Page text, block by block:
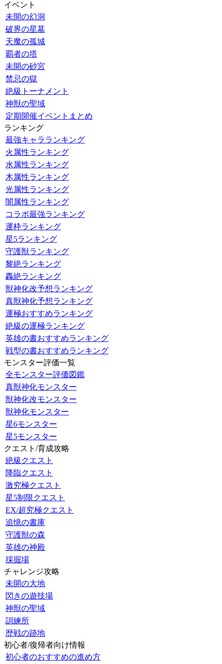
イベント
未開の幻洞
破界の星墓
天魔の孤城
覇者の塔
未開の砂宮
禁忌の獄
絶級トーナメント
神獣の聖域
定期開催イベントまとめ
ランキング
最強キャラランキング
火属性ランキング
水属性ランキング
木属性ランキング
光属性ランキング
闇属性ランキング
コラボ最強ランキング
運枠ランキング
星5ランキング
守護獣ランキング
黎絶ランキング
轟絶ランキング
獣神化改予想ランキング
真獣神化予想ランキング
運極おすすめランキング
絶級の運極ランキング
英雄の書おすすめランキング
戦型の書おすすめランキング
モンスター評価一覧
全モンスター評価図鑑
真獣神化モンスター
獣神化改モンスター
獣神化モンスター
星6モンスター
星5モンスター
クエスト/育成攻略
絶級クエスト
降臨クエスト
激究極クエスト
星5制限クエスト
EX/超究極クエスト
追憶の書庫
守護獣の森
英雄の神殿
採掘場
チャレンジ攻略
未開の大地
閃きの遊技場
神獣の聖域
訓練所
歴戦の跡地
初心者/復帰者向け情報
初心者のおすすめの進め方